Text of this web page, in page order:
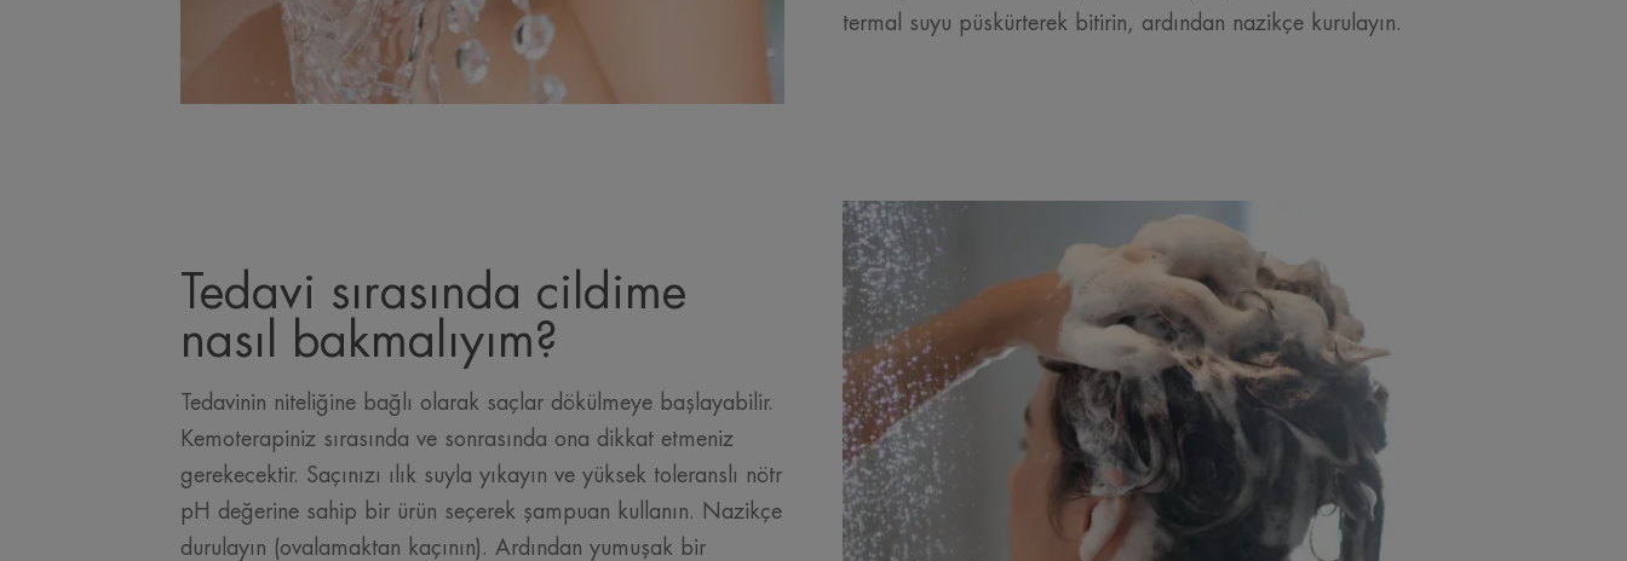
termal suyu püskürterek bitirin, ardından nazikçe kurulayın.
Tedavi sırasında cildime
nasıl bakmalıyım?
Tedavinin niteliğine bağlı olarak saçlar dökülmeye başlayabilir.
Kemoterapiniz sırasında ve sonrasında ona dikkat etmeniz
gerekecektir. Saçınızı ılık suyla yıkayın ve yüksek toleranslı nötr
pH değerine sahip bir ürün seçerek şampuan kullanın. Nazikçe
durulayın (ovalamaktan kaçının). Ardından yumuşak bir